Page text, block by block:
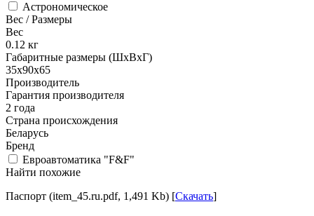
Астрономическое
Вес / Размеры
Вес
0.12 кг
Габаритные размеры (ШхВхГ)
35х90х65
Производитель
Гарантия производителя
2 года
Страна происхождения
Беларусь
Бренд
Евроавтоматика "F&F"
Найти похожие
Паспорт (item_45.ru.pdf, 1,491 Kb) [Скачать]